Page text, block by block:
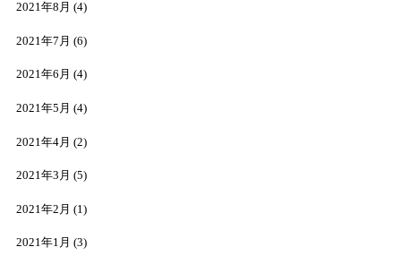
2021年8月 (4)
2021年7月 (6)
2021年6月 (4)
2021年5月 (4)
2021年4月 (2)
2021年3月 (5)
2021年2月 (1)
2021年1月 (3)